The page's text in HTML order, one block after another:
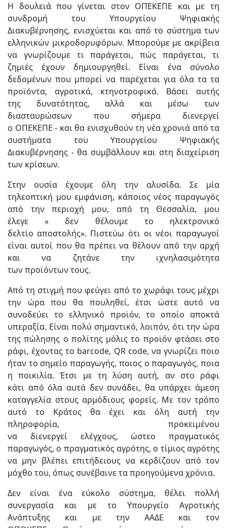
Η δουλειά που γίνεται στον ΟΠΕΚΕΠΕ και με τη
συνδρομή του Υπουργείου Ψηφιακής
Διακυβέρνησης, ενισχύεται και από το σύστημα των
ελληνικών μικροδορυφόρων. Μπορούμε με ακρίβεια
να γνωρίζουμε τι παράγεται, πώς παράγεται, τι
ζημιές έχουν δημιουργηθεί. Είναι ένα σύνολο
δεδομένων που μπορεί να παρέχεται για όλα τα τα
προϊόντα, αγροτικά, κτηνοτροφικά. Βάσει αυτής
της δυνατότητας, αλλά και μέσω των
διασταυρώσεων που σήμερα διενεργεί
ο ΟΠΕΚΕΠΕ - και θα ενισχυθούν τη νέα χρονιά από τα
συστήματα του Υπουργείου Ψηφιακής
Διακυβέρνησης - θα συμβάλλουν και στη διαχείριση
των κρίσεων.
Στην ουσία έχουμε όλη την αλυσίδα. Σε μία
τηλεοπτική μου εμφάνιση, κάποιος νέος παραγωγός
από την περιοχή μου, από τη Θεσσαλία, μου
έλεγε « δεν θέλουμε το ηλεκτρονικό
δελτίο αποστολής». Πιστεύω ότι οι νέοι παραγωγοί
είναι αυτοί που θα πρέπει να θέλουν από την αρχή
και να ζητάνε την ιχνηλασιμότητα
των προϊόντων τους.
Από τη στιγμή που φεύγει από το χωράφι τους μέχρι
την ώρα που θα πουληθεί, έτσι ώστε αυτό να
συνοδεύει το ελληνικό προϊόν, το οποίο αποκτά
υπεραξία. Είναι πολύ σημαντικό, λοιπόν, ότι την ώρα
της πώλησης ο πολίτης μόλις το προϊόν φτάσει στο
ράφι, έχοντας το barcode, QR code, να γνωρίζει ποιο
ήταν το σημείο παραγωγής, ποιος ο παραγωγός, ποια
η ποικιλία. Έτσι με τη λύση αυτή, αν στο ράφι
κάτι από όλα αυτά δεν συνάδει, θα υπάρχει άμεση
καταγγελία στους αρμόδιους φορείς. Με τον τρόπο
αυτό το Κράτος θα έχει και όλη αυτή την
πληροφορία, προκειμένου
να διενεργεί ελέγχους, ώστεο πραγματικός
παραγωγός, ο πραγματικός αγρότης, ο τίμιος αγρότης
να μην βλέπει επιτήδειους να κερδίζουν από τον
μόχθο του, όπως συνέβαινε τα προηγούμενα χρόνια.
Δεν είναι ένα εύκολο σύστημα, θέλει πολλή
συνεργασία και με το Υπουργείο Αγροτικής
Ανάπτυξης και με την ΑΑΔΕ και τον